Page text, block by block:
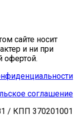
сайте носит
и ни при
офертой.
соглашение
/ КПП 370201001